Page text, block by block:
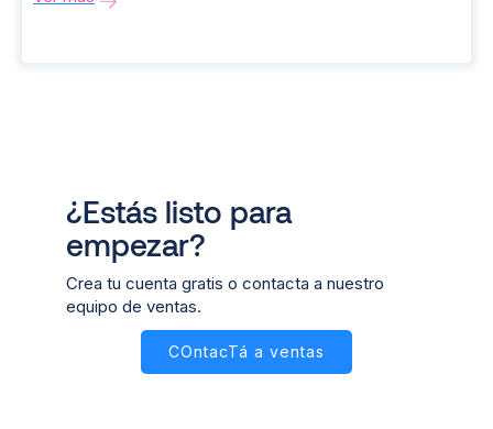
¿Estás listo para
empezar?
Crea tu cuenta gratis o contacta a nuestro
equipo de ventas.
COntacTá a ventas